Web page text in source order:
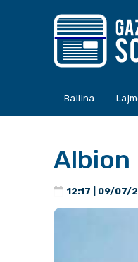
Ballina
Albion
12:17 | 09/07/